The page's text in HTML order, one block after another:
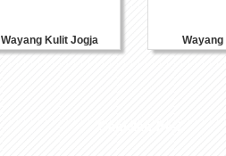
Wayang Kulit Jogja Wayang